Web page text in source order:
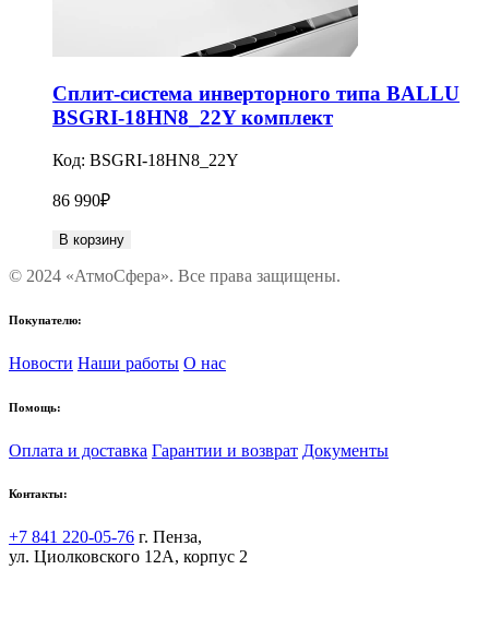
Сплит-система инверторного типа BALLU
BSGRI-18HN8_22Y комплект
Код: BSGRI-18HN8_22Y
86 990₽
В корзину
© 2024 «АтмоСфера». Все права защищены.
Покупателю:
Новости Наши работы О нас
Помощь:
Оплата и доставка Гарантии и возврат Документы
Контакты:
+7 841 220-05-76 г. Пенза,
ул. Циолковского 12А, корпус 2